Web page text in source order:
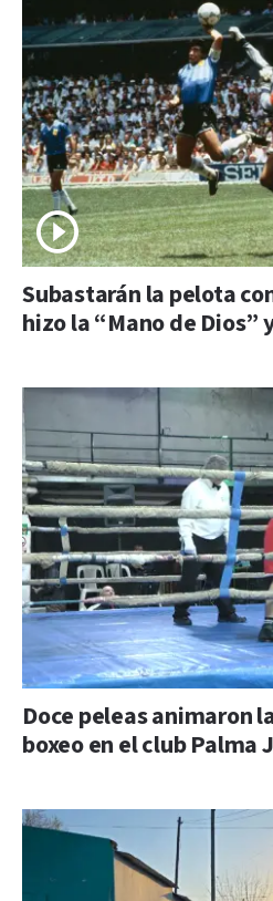
Subastarán la pelota
hizo la “Mano de Dios”
Doce peleas animaron
boxeo en el club Palma